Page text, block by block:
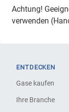
Achtung!
verwenden
ENTDECKEN
Gase kaufen
Ihre Branche